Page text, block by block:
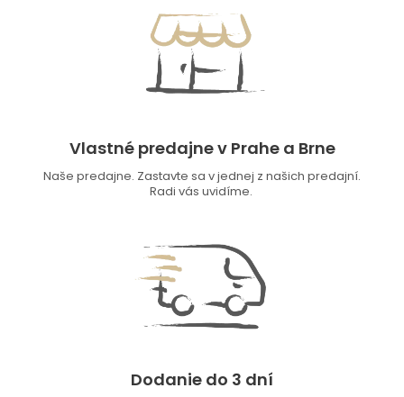
Vlastné predajne v Prahe a Brne
Naše predajne. Zastavte sa v jednej z našich predajní.
Radi vás uvidíme.
Dodanie do 3 dní